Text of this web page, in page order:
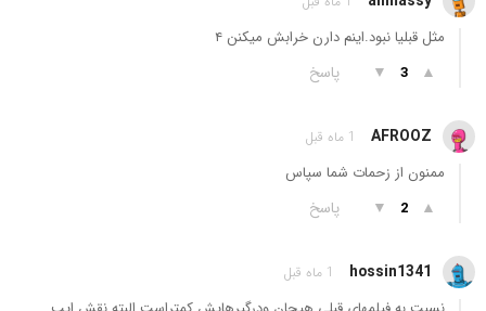
مثل قبلیا نبود.اینم دارن خرابش میکنن ۴
▲
3
▼ پاسخ
AFROOZ 1 ماه قبل
ممنون از زحمات شما سپاس
▲
2
▼ پاسخ
hossin1341 1 ماه قبل